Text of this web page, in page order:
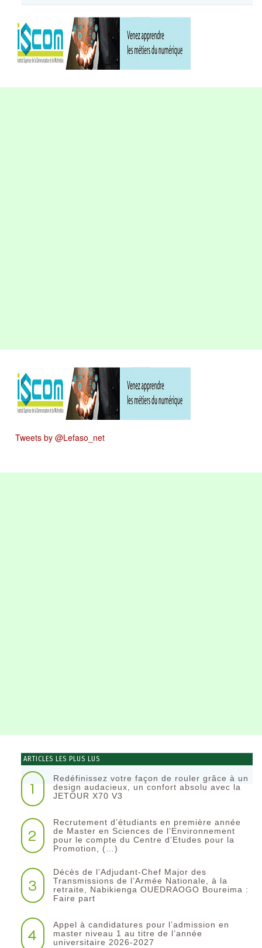
Tweets by @Lefaso_net
ARTICLES LES PLUS LUS
1
Redéfinissez votre façon de rouler grâce à un
design audacieux, un confort absolu avec la
JETOUR X70 V3
2
Recrutement d’étudiants en première année
de Master en Sciences de l’Environnement
pour le compte du Centre d’Etudes pour la
Promotion, (…)
3
Décès de l’Adjudant-Chef Major des
Transmissions de l’Armée Nationale, à la
retraite, Nabikienga OUEDRAOGO Boureima :
Faire part
4
Appel à candidatures pour l’admission en
master niveau 1 au titre de l’année
universitaire 2026-2027